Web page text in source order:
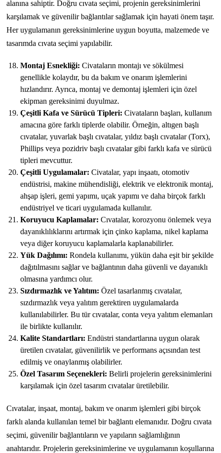
alanına sahiptir. Doğru cıvata seçimi, projenin gereksinimlerini
karşılamak ve güvenilir bağlantılar sağlamak için hayati önem taşır.
Her uygulamanın gereksinimlerine uygun boyutta, malzemede ve
tasarımda cıvata seçimi yapılabilir.
Montaj Esnekliği: Civataların montajı ve sökülmesi
genellikle kolaydır, bu da bakım ve onarım işlemlerini
hızlandırır. Ayrıca, montaj ve demontaj işlemleri için özel
ekipman gereksinimi duyulmaz.
Çeşitli Kafa ve Sürücü Tipleri: Civataların başları, kullanım
amacına göre farklı tiplerde olabilir. Örneğin, altıgen başlı
cıvatalar, yuvarlak başlı cıvatalar, yıldız başlı cıvatalar (Torx),
Phillips veya pozidriv başlı cıvatalar gibi farklı kafa ve sürücü
tipleri mevcuttur.
Çeşitli Uygulamalar: Civatalar, yapı inşaatı, otomotiv
endüstrisi, makine mühendisliği, elektrik ve elektronik montaj,
ahşap işleri, gemi yapımı, uçak yapımı ve daha birçok farklı
endüstriyel ve ticari uygulamada kullanılır.
Koruyucu Kaplamalar: Cıvatalar, korozyonu önlemek veya
dayanıklılıklarını artırmak için çinko kaplama, nikel kaplama
veya diğer koruyucu kaplamalarla kaplanabilirler.
Yük Dağılımı: Rondela kullanımı, yükün daha eşit bir şekilde
dağıtılmasını sağlar ve bağlantının daha güvenli ve dayanıklı
olmasına yardımcı olur.
Sızdırmazlık ve Yalıtım: Özel tasarlanmış cıvatalar,
sızdırmazlık veya yalıtım gerektiren uygulamalarda
kullanılabilirler. Bu tür cıvatalar, conta veya yalıtım elemanları
ile birlikte kullanılır.
Kalite Standartları: Endüstri standartlarına uygun olarak
üretilen cıvatalar, güvenilirlik ve performans açısından test
edilmiş ve onaylanmış olabilirler.
Özel Tasarım Seçenekleri: Belirli projelerin gereksinimlerini
karşılamak için özel tasarım cıvatalar üretilebilir.
Cıvatalar, inşaat, montaj, bakım ve onarım işlemleri gibi birçok
farklı alanda kullanılan temel bir bağlantı elemanıdır. Doğru cıvata
seçimi, güvenilir bağlantıların ve yapıların sağlamlığının
anahtarıdır. Projelerin gereksinimlerine ve uygulamanın koşullarına